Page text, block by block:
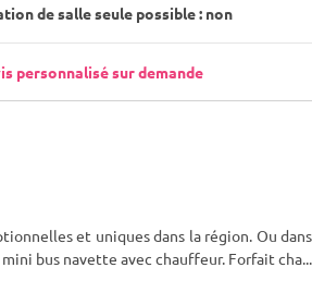
de salle seule possible : non
personnalisé sur demande
et uniques dans la région. Ou
bus navette avec chauffeur. Forfait cha...